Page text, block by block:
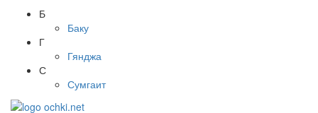
Б
Баку
Г
Гянджа
С
Сумгаит